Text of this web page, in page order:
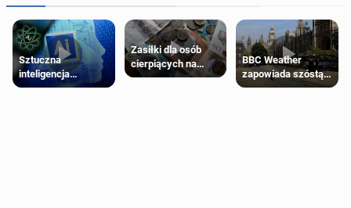
Sztuczna
inteligencja
próbowała oszukać
Zasiłki dla osób
cierpiących na
schorzenia
BBC Weather
zapowiada szóstą
falę upałów w